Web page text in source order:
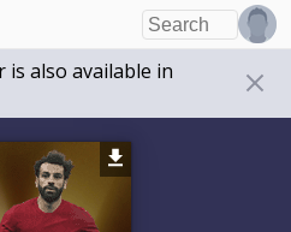
is also available in